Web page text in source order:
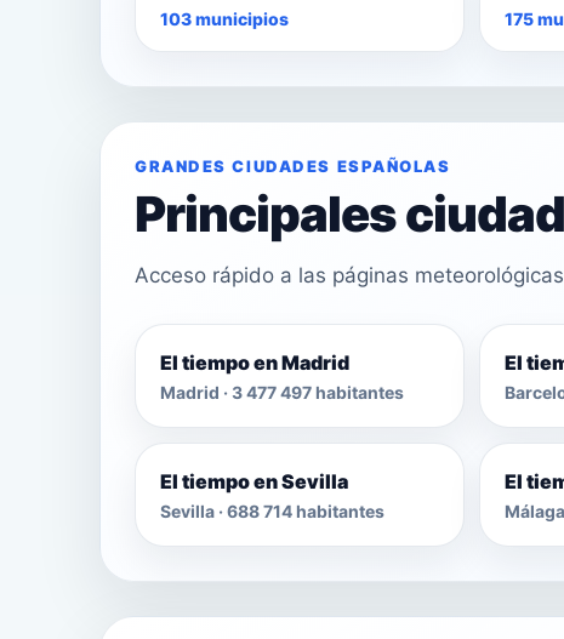
103 municipios 175
GRANDES CIUDADES ESPAÑOLAS
Principales
Acceso rápido a las páginas
El tiempo en Madrid
Madrid · 3 477 497 habitantes
El
El tiempo en Sevilla
Sevilla · 688 714 habitantes
El